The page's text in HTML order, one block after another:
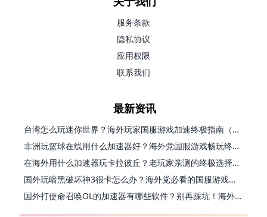
服务条款
隐私协议
应用权限
联系我们
最新资讯
台湾怎么玩迷你世界？海外玩家国服游戏加速终极指南（附弹弹堂塔瑞斯世界解决方案）
非洲玩篮球在线用什么加速器好？海外党国服游戏畅玩终极指南（附安装使用全攻略）
在海外用什么加速器玩卡拉彼丘？老玩家亲测的终极选择指南
国外玩暗黑破坏神3很卡怎么办？海外党必看的国服游戏加速终极指南
国外打使命召唤OL的加速器有哪些软件？别再踩坑！海外党国服游戏流畅秘籍